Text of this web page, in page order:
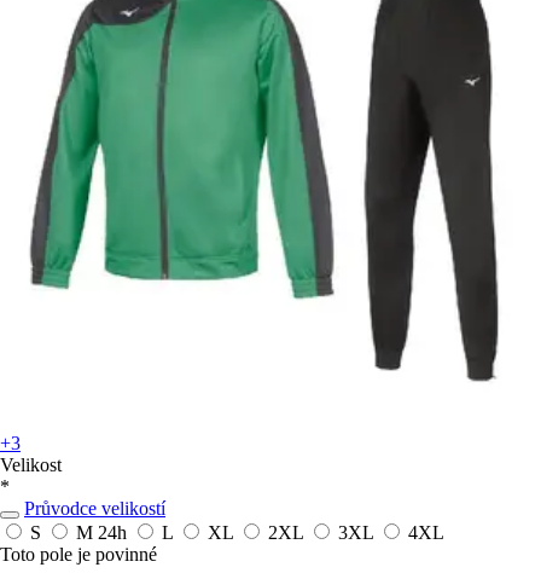
+3
Velikost
*
Průvodce velikostí
S
M 24h L XL 2XL 3XL
4XL
Toto pole je povinné